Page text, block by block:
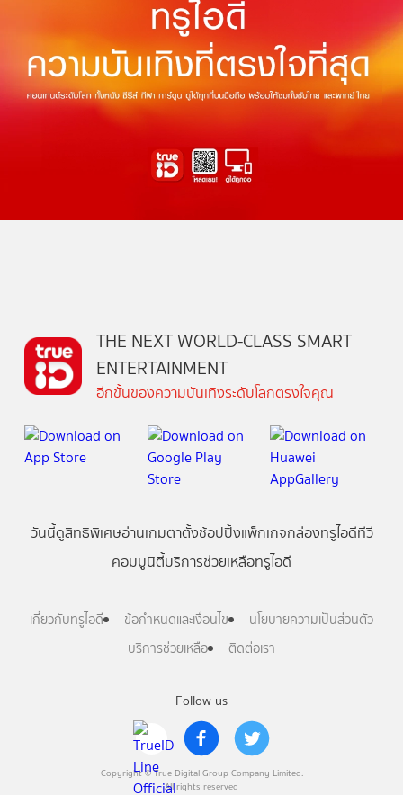
Follow us
Copyright © True Digital Group Company Limited.
All rights reserved
THE NEXT WORLD-CLASS SMART
ENTERTAINMENT
อีกขั้นของความบันเทิงระดับโลกตรงใจคุณ
วันนี้ดูสิทธิพิเศษอ่านเกมตาตั้งช้อปปิ้งแพ็กเกจกล่องทรูไอดีทีวี
คอมมูนิตี้บริการช่วยเหลือทรูไอดี
เกี่ยวกับทรูไอดี ข้อกำหนดและเงื่อนไข
นโยบายความเป็นส่วนตัว
บริการช่วยเหลือ
ติดต่อเรา